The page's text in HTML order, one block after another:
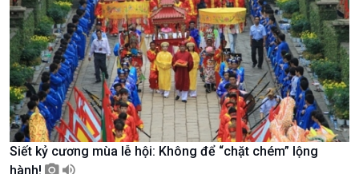
Siết kỷ cương mùa lễ hội: Không để “chặt chém” lộng
hành!